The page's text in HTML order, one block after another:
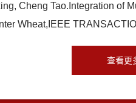
Cheng Tao.Integration of
Wheat,IEEE
查看更